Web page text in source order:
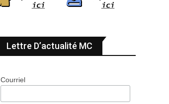
Lettre D’actualité MC
Courriel